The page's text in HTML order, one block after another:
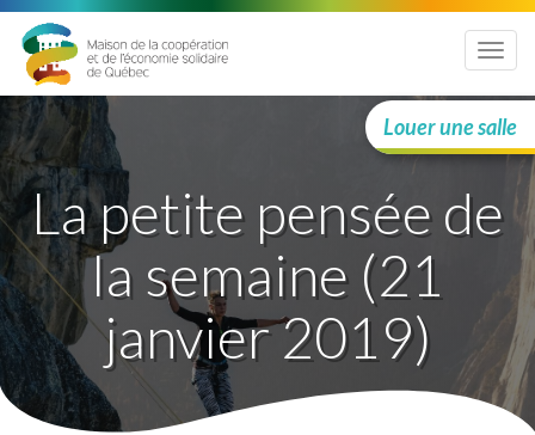
Menu
Louer une salle
La petite pensée de
la semaine (21
janvier 2019)